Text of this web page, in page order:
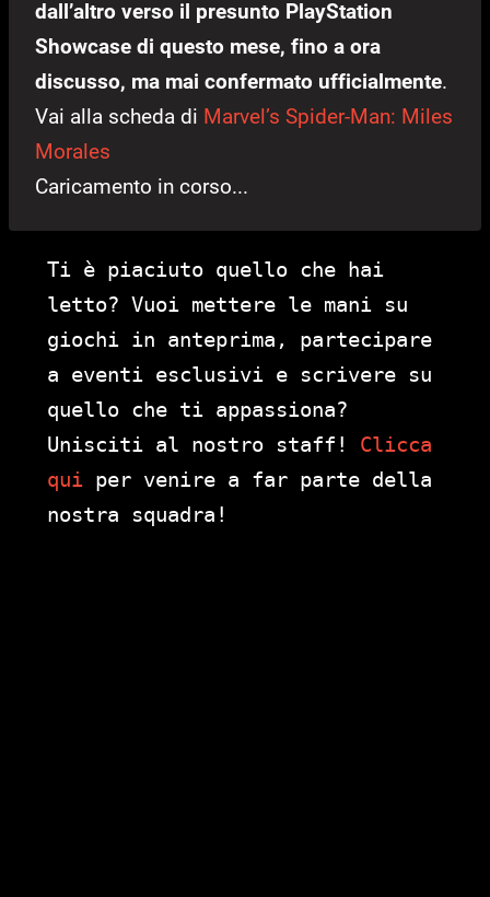
dall’altro verso il presunto PlayStation
Showcase di questo mese, fino a ora
discusso, ma mai confermato ufficialmente.
Vai alla scheda di Marvel’s Spider-Man: Miles
Morales
Caricamento in corso...
Ti è piaciuto quello che hai
letto? Vuoi mettere le mani su
giochi in anteprima, partecipare
a eventi esclusivi e scrivere su
quello che ti appassiona?
Unisciti al nostro staff! Clicca
qui per venire a far parte della
nostra squadra!